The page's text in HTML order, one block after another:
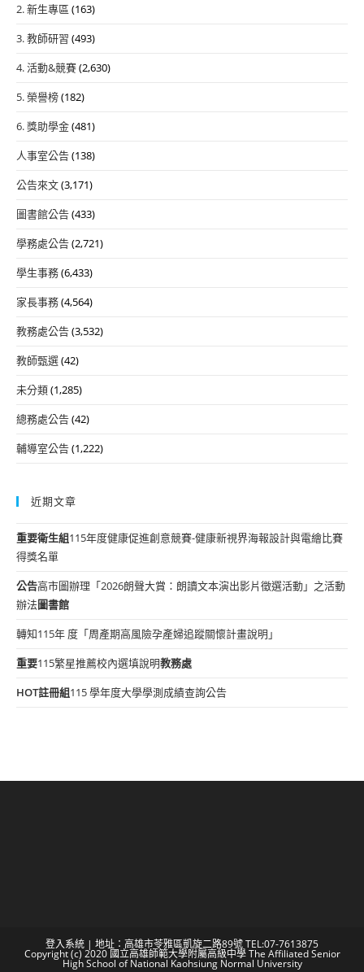
2. 新生專區 (163)
3. 教師研習 (493)
4. 活動&競賽(2,630)
5. 榮譽榜(182)
6. 獎助學金(481)
人事室公告(138)
公告來文(3,171)
圖書館公告(433)
學務處公告(2,721)
學生事務(6,433)
家長事務(4,564)
教務處公告(3,532)
教師甄選(42)
未分類(1,285)
總務處公告(42)
輔導室公告(1,222)
近期文章
重要衛生組115年度健康促進創意競賽-健康新視界海報設計與電繪比賽
得獎名單
公告高市圖辦理「2026朗聲大賞：朗讀文本演出影片徵選活動」之活動
辦法圖書館
轉知115年 度「周產期高風險孕產婦追蹤關懷計畫說明」
重要115繁星推薦校內選填說明教務處
HOT註冊組115 學年度大學學測成績查詢公告
登入系統 | 地址：高雄市苓雅區凱旋二路89號 TEL:07-7613875
Copyright (c) 2020 國立高雄師範大學附屬高級中學 The Affiliated Senior
High School of National Kaohsiung Normal University